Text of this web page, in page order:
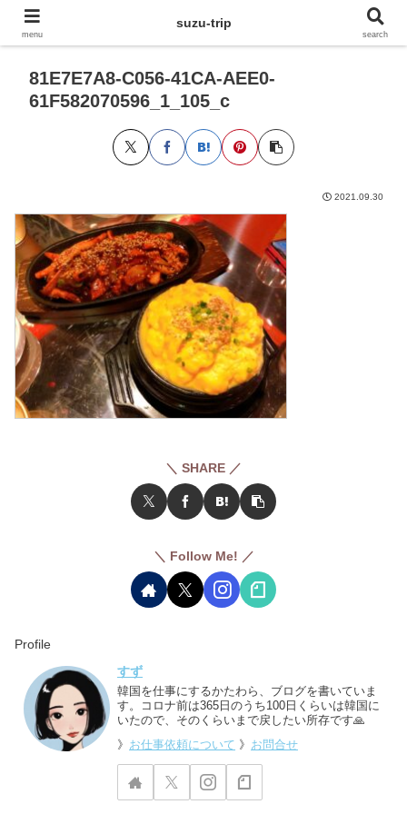
81E7E7A8-C056-41CA-AEE0-
61F582070596_1_105_c
2021.09.30
＼ SHARE ／
＼ Follow Me! ／
Profile
すず
韓国を仕事にするかたわら、ブログを書いていま
す。コロナ前は365日のうち100日くらいは韓国に
いたので、そのくらいまで戻したい所存です🙏
》 お仕事依頼について 》 お問合せ
menu
suzu-trip
search